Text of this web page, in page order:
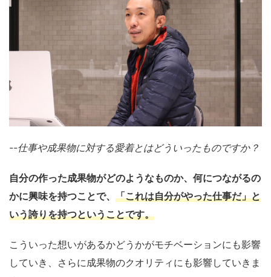
--仕事や成果物に対する愛着とはどういったものですか？
自分の作った成果物がどのようなものか、何につながるの
かに興味を持つことで、 「これは自分がやった仕事だ」と
いう誇りを持つということです。
こういった想いがあるかどうかがモチベーションにも影響
していき、さらに成果物のクオリティにも影響していきま